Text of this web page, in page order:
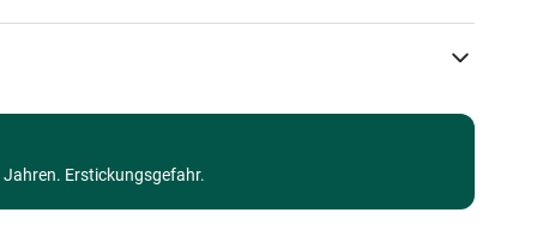
Puzzle für Erwachsene (500 bis 48000 Teile)
Erstickungsgefahr.